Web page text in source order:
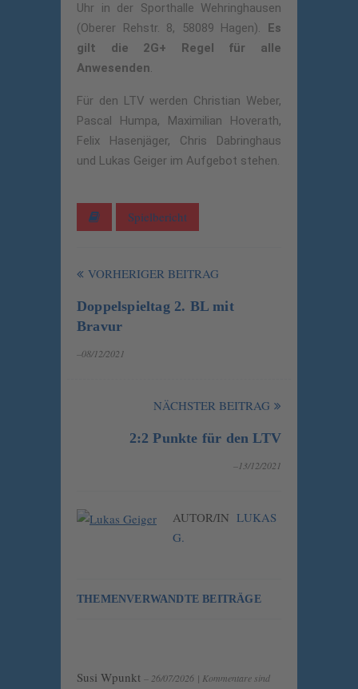
Uhr in der Sporthalle Wehringhausen
(Oberer Rehstr. 8, 58089 Hagen). Es
gilt die 2G+ Regel für alle
Anwesenden.
Für den LTV werden Christian Weber,
Pascal Humpa, Maximilian Hoverath,
Felix Hasenjäger, Chris Dabringhaus
und Lukas Geiger im Aufgebot stehen.
Spielbericht
VORHERIGER BEITRAG
Doppelspieltag 2. BL mit
Bravur
–08/12/2021
NÄCHSTER BEITRAG
2:2 Punkte für den LTV
–13/12/2021
AUTOR/IN LUKAS
G.
THEMENVERWANDTE BEITRÄGE
Susi Wpunkt – 26/07/2026 | Kommentare sind